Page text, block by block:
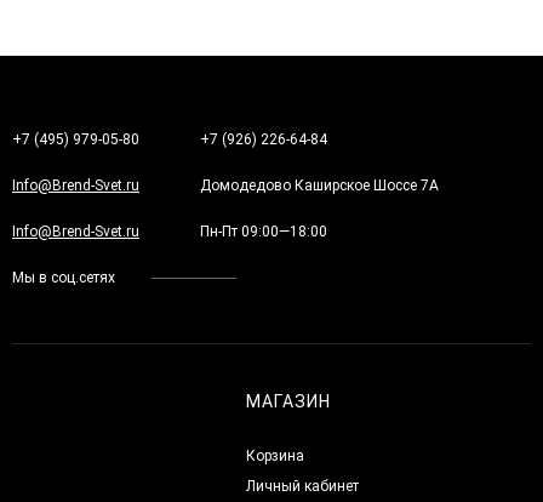
+7 (495) 979-05-80 +7 (926) 226-64-84
Info@Brend-Svet.ru Домодедово Каширское Шоссе 7А
Info@Brend-Svet.ru Пн-Пт 09:00—18:00
Мы в соц.сетях
МАГАЗИН
Корзина
Личный кабинет